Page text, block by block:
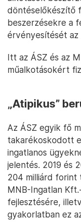
döntéselőkészítő
beszerzésekre a
érvényesítését az
Itt az ÁSZ és az
műalkotásokért
„Atipikus”
Az ÁSZ egyik fő
takarékoskodott
ingatlanos
jelentés. 2019 és
204 milliárd forint
MNB-Ingatlan
fejlesztésére,
gyakorlatban ez